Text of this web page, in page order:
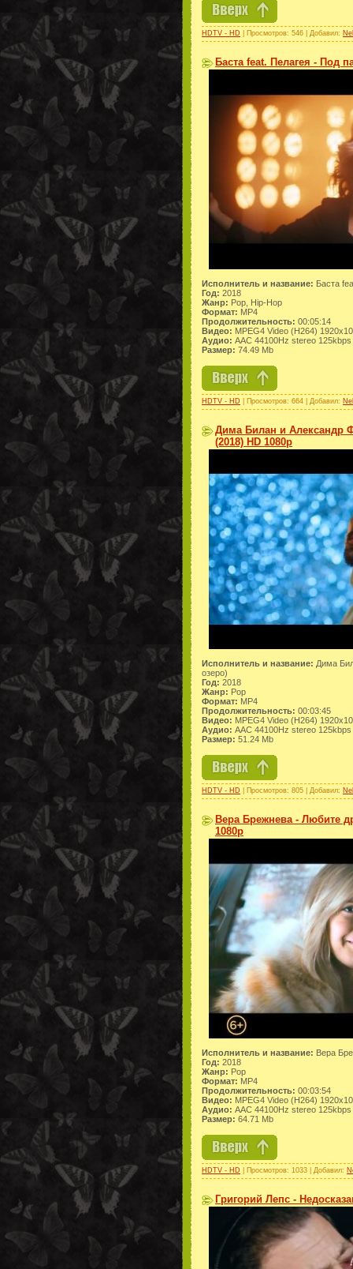
HDTV - HD | Просмотров: 546 | Добавил:
Баста feat. Пелагея - Под
Исполнитель и название: Баста
Год: 2018
Жанр: Pop, Hip-Hop
Формат: MP4
Продолжительность: 00:05:14
Видео: MPEG4 Video (H264)
Аудио: AAC 44100Hz stereo 125kbps
Размер: 74.49 Mb
HDTV - HD | Просмотров: 664 | Добавил:
Дима Билан и Александр
(2018) HD 1080p
Исполнитель и название: Дима
озеро)
Год: 2018
Жанр: Pop
Формат: MP4
Продолжительность: 00:03:45
Видео: MPEG4 Video (H264)
Аудио: AAC 44100Hz stereo 125kbps
Размер: 51.24 Mb
HDTV - HD | Просмотров: 805 | Добавил:
Вера Брежнева - Любите
1080p
Исполнитель и название: Вера
Год: 2018
Жанр: Pop
Формат: MP4
Продолжительность: 00:03:54
Видео: MPEG4 Video (H264)
Аудио: AAC 44100Hz stereo 125kbps
Размер: 64.71 Mb
HDTV - HD | Просмотров: 1033 | Добавил:
Григорий Лепс -